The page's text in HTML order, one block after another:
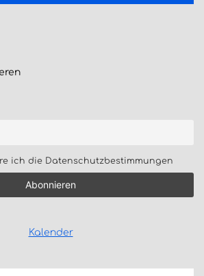
ich die Datenschutzbestimmungen
Kalender